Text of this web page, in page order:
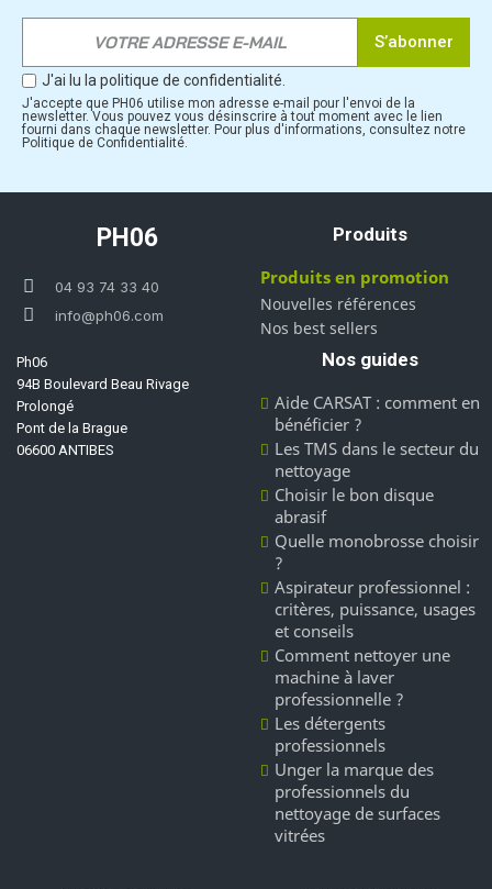
S’abonner
J'ai lu la politique de confidentialité.
J'accepte que PH06 utilise mon adresse e-mail pour l'envoi de la
newsletter. Vous pouvez vous désinscrire à tout moment avec le lien
fourni dans chaque newsletter. Pour plus d'informations, consultez notre
Politique de Confidentialité.
PH06
04 93 74 33 40
info@ph06.com
Ph06
94B Boulevard Beau Rivage
Prolongé
Pont de la Brague
06600 ANTIBES
Produits
Produits en promotion
Nouvelles références
Nos best sellers
Nos guides
Aide CARSAT : comment en
bénéficier ?
Les TMS dans le secteur du
nettoyage
Choisir le bon disque
abrasif
Quelle monobrosse choisir
?
Aspirateur professionnel :
critères, puissance, usages
et conseils
Comment nettoyer une
machine à laver
professionnelle ?
Les détergents
professionnels
Unger la marque des
professionnels du
nettoyage de surfaces
vitrées